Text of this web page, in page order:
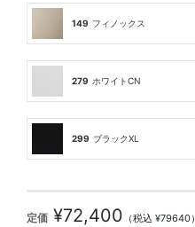
149 フィノックス
279 ホワイトCN
299 ブラックXL
定価 ¥72,400 （税込 ¥79640）